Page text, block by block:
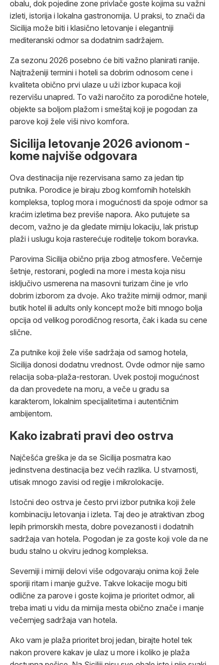
obalu, dok pojedine zone privlače goste kojima su važni
izleti, istorija i lokalna gastronomija. U praksi, to znači da
Sicilija može biti i klasično letovanje i elegantniji
mediteranski odmor sa dodatnim sadržajem.
Za sezonu 2026 posebno će biti važno planirati ranije.
Najtraženiji termini i hoteli sa dobrim odnosom cene i
kvaliteta obično prvi ulaze u uži izbor kupaca koji
rezervišu unapred. To važi naročito za porodične hotele,
objekte sa boljom plažom i smeštaj koji je pogodan za
parove koji žele viši nivo komfora.
Sicilija letovanje 2026 avionom -
kome najviše odgovara
Ova destinacija nije rezervisana samo za jedan tip
putnika. Porodice je biraju zbog komfornih hotelskih
kompleksa, toplog mora i mogućnosti da spoje odmor sa
kraćim izletima bez previše napora. Ako putujete sa
decom, važno je da gledate mirniju lokaciju, lak pristup
plaži i uslugu koja rasterećuje roditelje tokom boravka.
Parovima Sicilija obično prija zbog atmosfere. Večernje
šetnje, restorani, pogledi na more i mesta koja nisu
isključivo usmerena na masovni turizam čine je vrlo
dobrim izborom za dvoje. Ako tražite mirniji odmor, manji
butik hotel ili adults only koncept može biti mnogo bolja
opcija od velikog porodičnog resorta, čak i kada su cene
slične.
Za putnike koji žele više sadržaja od samog hotela,
Sicilija donosi dodatnu vrednost. Ovde odmor nije samo
relacija soba-plaža-restoran. Uvek postoji mogućnost
da dan provedete na moru, a veče u gradu sa
karakterom, lokalnim specijalitetima i autentičnim
ambijentom.
Kako izabrati pravi deo ostrva
Najčešća greška je da se Sicilija posmatra kao
jedinstvena destinacija bez većih razlika. U stvarnosti,
utisak mnogo zavisi od regije i mikrolokacije.
Istočni deo ostrva je često prvi izbor putnika koji žele
kombinaciju letovanja i izleta. Taj deo je atraktivan zbog
lepih primorskih mesta, dobre povezanosti i dodatnih
sadržaja van hotela. Pogodan je za goste koji vole da ne
budu stalno u okviru jednog kompleksa.
Severniji i mirniji delovi više odgovaraju onima koji žele
sporiji ritam i manje gužve. Takve lokacije mogu biti
odlične za parove i goste kojima je prioritet odmor, ali
treba imati u vidu da mirnija mesta obično znače i manje
večernjeg sadržaja van hotela.
Ako vam je plaža prioritet broj jedan, birajte hotel tek
nakon provere kakav je ulaz u more i koliko je plaža